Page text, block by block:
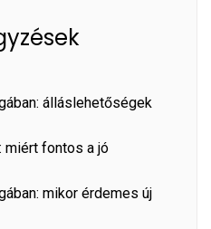
álláslehetőségek
miért fontos a jó
mikor érdemes új